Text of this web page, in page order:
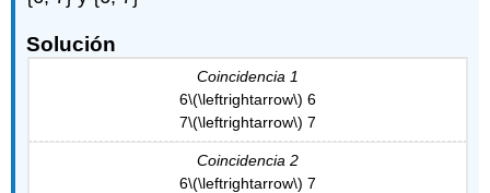
Solución
Coincidencia 1
6\(\leftrightarrow\) 6
7\(\leftrightarrow\) 7
Coincidencia 2
6\(\leftrightarrow\) 7